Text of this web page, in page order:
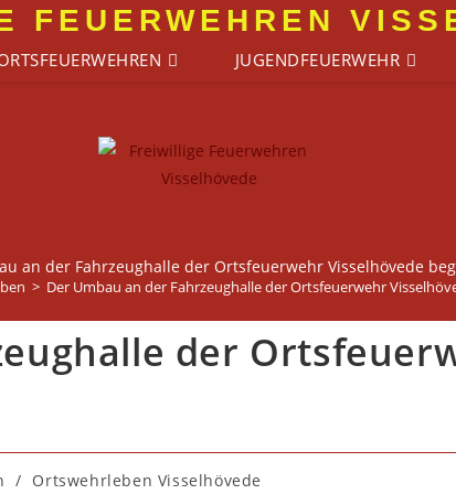
FEUERWEHREN
JUGENDFEUERWEHR
an der Fahrzeughalle der Ortsfeuerwehr Visselhövede
> Der Umbau an der Fahrzeughalle der Ortsfeuerwehr
der
/ Ortswehrleben Visselhövede